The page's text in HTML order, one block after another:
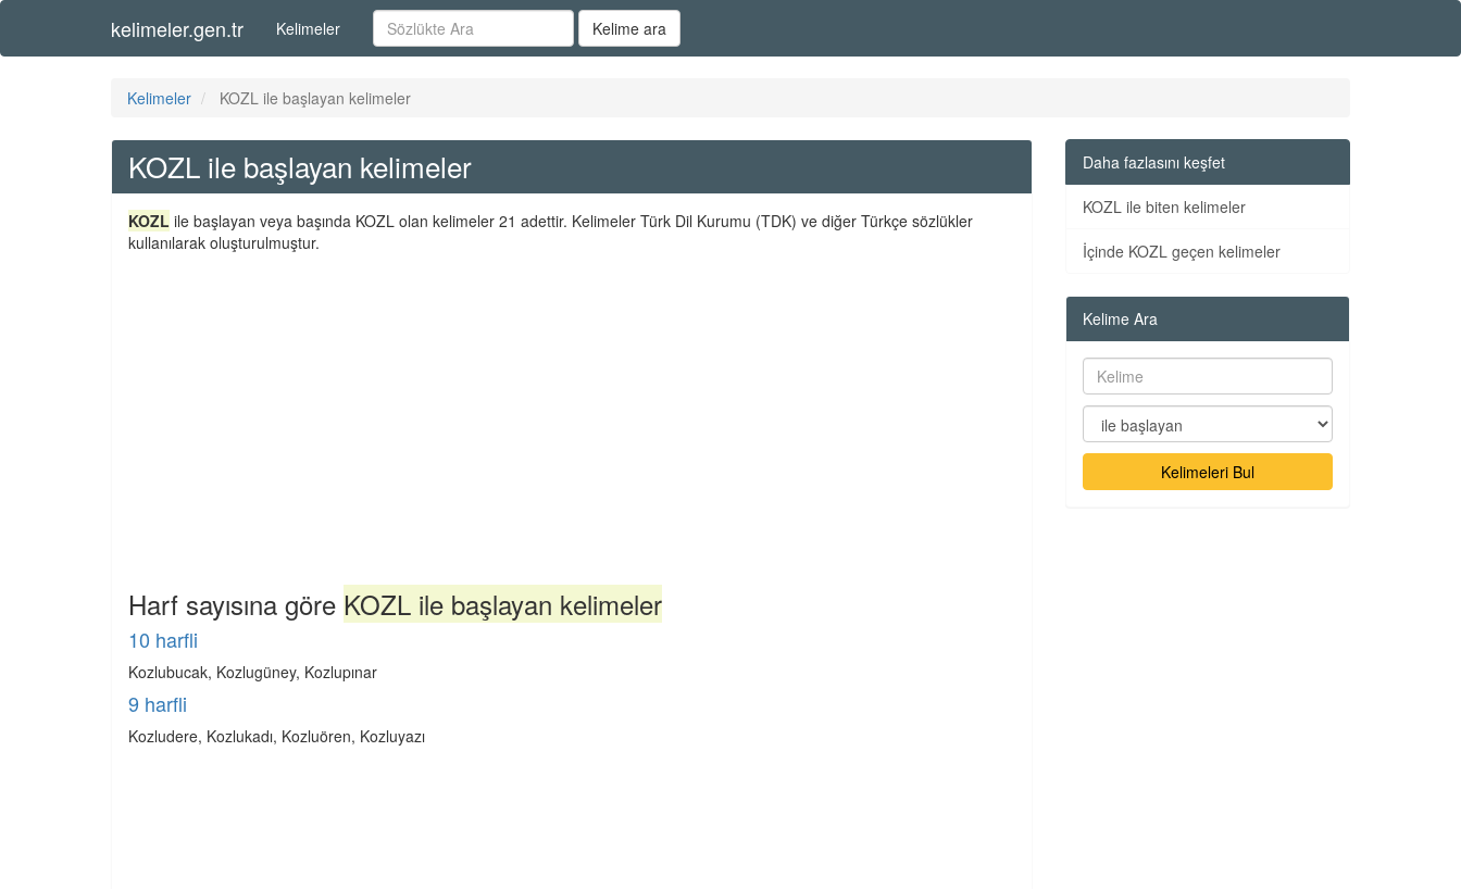
kelimeler.gen.tr Kelimeler Kelime ara
Kelimeler KOZL ile başlayan kelimeler
KOZL ile başlayan kelimeler
KOZL ile başlayan veya başında KOZL olan kelimeler 21 adettir. Kelimeler Türk Dil Kurumu (TDK) ve diğer Türkçe sözlükler
kullanılarak oluşturulmuştur.
Harf sayısına göre KOZL ile başlayan kelimeler
10 harfli
Kozlubucak, Kozlugüney, Kozlupınar
9 harfli
Kozludere, Kozlukadı, Kozluören, Kozluyazı
Daha fazlasını keşfet
KOZL ile biten kelimeler
İçinde KOZL geçen kelimeler
Kelime Ara
Kelimeleri Bul